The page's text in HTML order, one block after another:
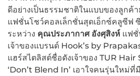
ดีอย่างเป็นธรรมชาติในแบบของลูกค้
แฟชั่นโชว์คอลเล็กชั่นสุดเอ็กซ์คลูซีฟ
ระหว่าง คุณประภากาศ อังศุสิงห์ แฟชั่
เจ้าของแบรนด์ Hook’s by
แฮร์สไตลิสต์ชื่อดังเจ้าของ TUR Hair
‘Don’t Blend In’ เอาใจคนรุ่นใหม่ที่